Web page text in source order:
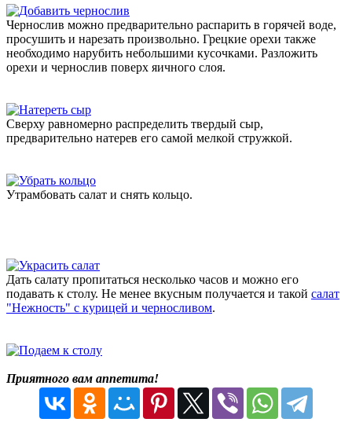
Чернослив можно предварительно распарить в горячей воде,
просушить и нарезать произвольно. Грецкие орехи также
необходимо нарубить небольшими кусочками. Разложить
орехи и чернослив поверх яичного слоя.
Сверху равномерно распределить твердый сыр,
предварительно натерев его самой мелкой стружкой.
Утрамбовать салат и снять кольцо.
Дать салату пропитаться несколько часов и можно его
подавать к столу. Не менее вкусным получается и такой салат
"Нежность" с курицей и черносливом.
Приятного вам аппетита!